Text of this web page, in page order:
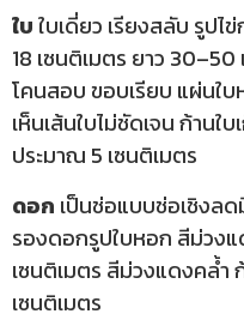
ใบใบเดี่ยว เรียงสลับ รูป
18 เซนติเมตร ยาว
โคนสอบ ขอบเรียบ แผ่นใ
เห็นเส้นใบไม่ชัดเจน ก้าน
ประมาณ 5 เซนติเมตร
ดอก เป็นช่อแบบช่อเชิงล
รองดอกรูปใบหอก สีม่วงแ
เซนติเมตร สีม่วงแดงคล้
เซนติเมตร